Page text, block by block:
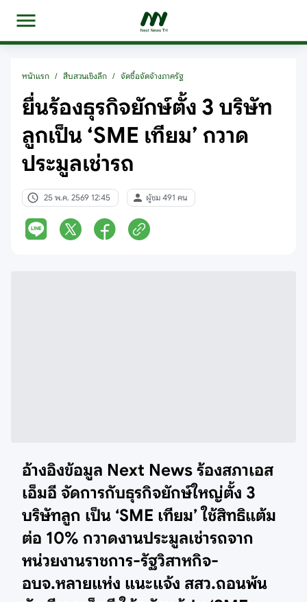
หน้าแรก / สืบสวนเชิงลึก / จัดซื้อจัดจ้างภาครัฐ
ยื่นร้องธุรกิจยักษ์ตั้ง 3 บริษัท
ลูกเป็น ‘SME เทียม’ กวาด
ประมูลเช่ารถ
25 พ.ค. 2569 12:45 ผู้ชม 491 คน
อ้างอิงข้อมูล Next News ร้องสภาเอส
เอ็มอี จัดการกับธุรกิจยักษ์ใหญ่ตั้ง 3
บริษัทลูก เป็น ‘SME เทียม’ ใช้สิทธิแต้ม
ต่อ 10% กวาดงานประมูลเช่ารถจาก
หน่วยงานราชการ-รัฐวิสาหกิจ-
อบจ.หลายแห่ง แนะแจ้ง สสว.ถอนพ้น